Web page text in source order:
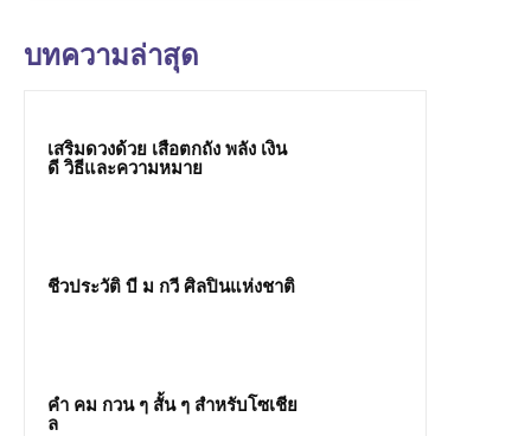
บทความล่าสุด
เสริมดวงด้วย เสือตกถัง พลัง เงิน
ดี วิธีและความหมาย
ชีวประวัติ บี ม กวี ศิลปินแห่งชาติ
คํา คม กวน ๆ สั้น ๆ สำหรับโซเชีย
ล